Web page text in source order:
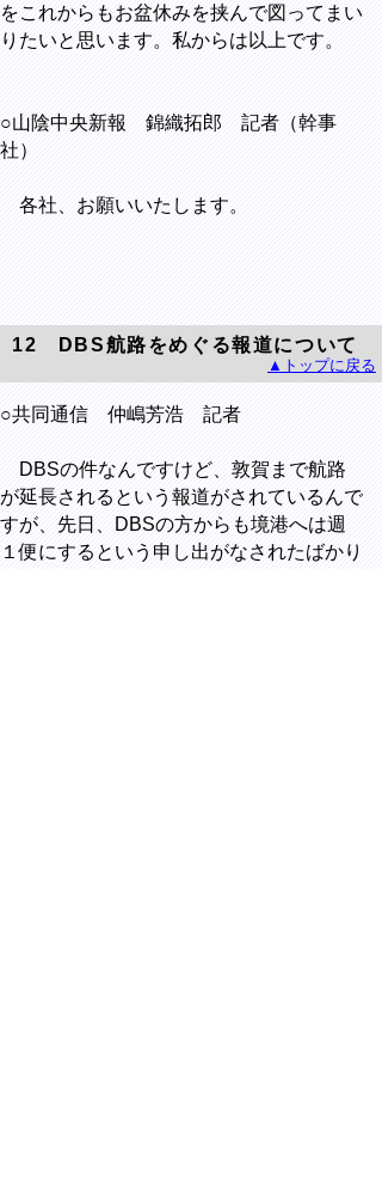
をこれからもお盆休みを挟んで図ってまい
りたいと思います。私からは以上です。
○山陰中央新報 錦織拓郎 記者（幹事
社）
各社、お願いいたします。
12 DBS航路をめぐる報道について
▲トップに戻る
○共同通信 仲嶋芳浩 記者
DBSの件なんですけど、敦賀まで航路
が延長されるという報道がされているんで
すが、先日、DBSの方からも境港へは週
１便にするという申し出がなされたばかり